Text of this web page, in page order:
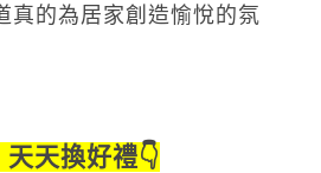
真的為居家創造愉悅的氛
天換好禮👇